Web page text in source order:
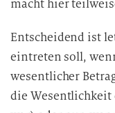
macht hier
Entscheidend ist
eintreten soll,
wesentlicher
die Wesentlichkeit